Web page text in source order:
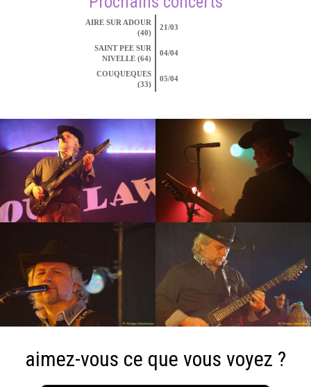
AIRE SUR ADOUR
(40)
21/03
SAINT PEE SUR
NIVELLE (64)
04/04
COUQUEQUES
(33)
05/04
aimez-vous ce que vous voyez ?